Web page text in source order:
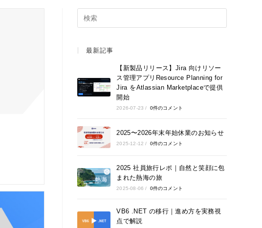
最新記事
【新製品リリース】Jira 向けリソー
ス管理アプリResource Planning for
Jira をAtlassian Marketplaceで提供
開始
2026-07-23 / 0件のコメント
2025〜2026年末年始休業のお知らせ
2025-12-12 / 0件のコメント
2025 社員旅行レポ｜自然と笑顔に包
まれた熱海の旅
2025-08-06 / 0件のコメント
VB6 .NET の移行｜進め方を実務視
点で解説